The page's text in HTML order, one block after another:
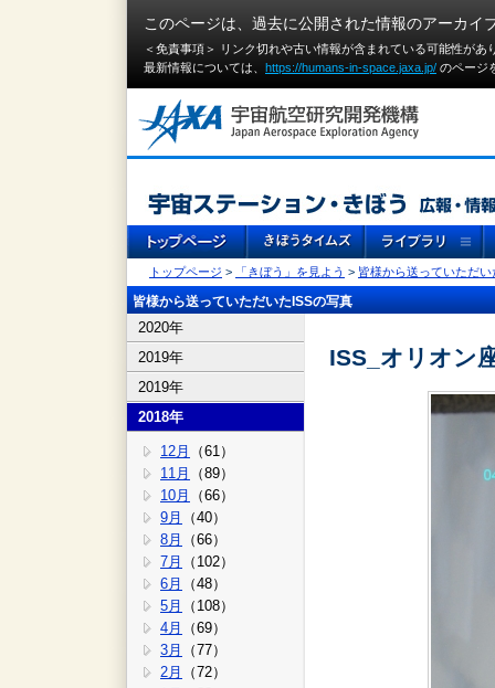
このページは、過去に公開された情報のアーカイ
＜免責事項＞ リンク切れや古い情報が含まれている可能性が
最新情報については、 https://humans-in-space.jaxa.jp/ のページ
トップページ > 「きぼう」を見よう > 皆様から送っていただい
皆様から送っていただいたISSの写真
2020年
2019年
2019年
2018年
12月
（61）
11月
（89）
10月
（66）
9月
（40）
8月
（66）
7月
（102）
6月
（48）
5月
（108）
4月
（69）
3月
（77）
2月
（72）
ISS_オリオン